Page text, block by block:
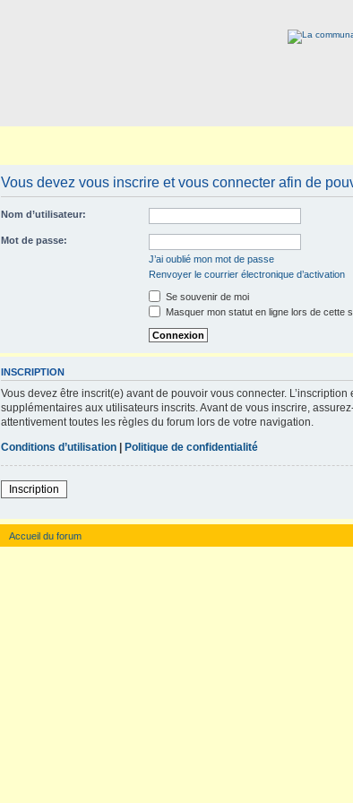
Vous devez vous inscrire et vous connecter afin de
Nom d’utilisateur:
Mot de passe:
J’ai oublié mon mot de passe
Renvoyer le courrier électronique d’activation
Se souvenir de moi
Masquer mon statut en ligne lors de cette
INSCRIPTION
Vous devez être inscrit(e) avant de pouvoir vous connecter.
supplémentaires aux utilisateurs inscrits. Avant de vous inscrire,
attentivement toutes les règles du forum lors de votre navigation.
Conditions d’utilisation | Politique de confidentialité
Inscription
Accueil du forum